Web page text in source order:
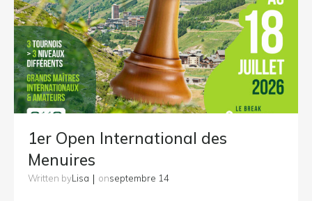
1er Open International des
Menuires
Written byLisa | onseptembre 14